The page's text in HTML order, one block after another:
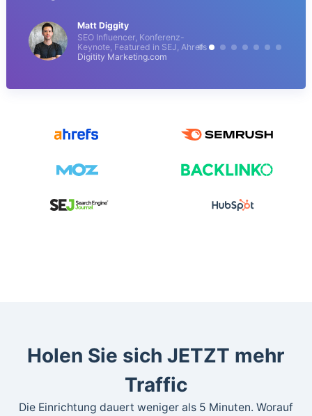
Matt Diggity
SEO Influencer, Konferenz-
Keynote, Featured in SEJ, Ahrefs
Digitity Marketing.com
Holen Sie sich JETZT mehr
Traffic
Die Einrichtung dauert weniger als 5 Minuten. Worauf